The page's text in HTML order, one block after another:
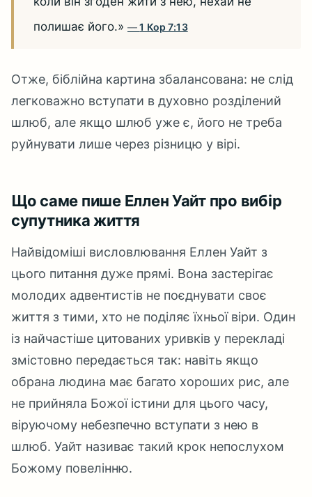
полишає його.»
1 Кор 7:13
Отже, біблійна картина збалансована: не слід
легковажно вступати в духовно розділений
шлюб, але якщо шлюб уже є, його не треба
руйнувати лише через різницю у вірі.
Що саме пише Еллен Уайт про вибір
супутника життя
Найвідоміші висловлювання Еллен Уайт з
цього питання дуже прямі. Вона застерігає
молодих адвентистів не поєднувати своє
життя з тими, хто не поділяє їхньої віри. Один
із найчастіше цитованих уривків у перекладі
змістовно передається так: навіть якщо
обрана людина має багато хороших рис, але
не прийняла Божої істини для цього часу,
віруючому небезпечно вступати з нею в
шлюб. Уайт називає такий крок непослухом
Божому повелінню.